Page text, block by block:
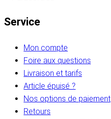
Service
Mon compte
Foire aux questions
Livraison et tarifs
Article épuisé ?
Nos options de paiement
Retours